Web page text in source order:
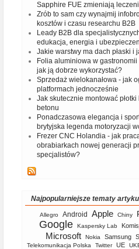
Sapphire FUE zmieniają
Zrób to sam czy wynajmij
kosztów i czasu researchu B2B
Leady B2B dla
edukacja, energia i
Jakie warstwy ma dach płaski i
Folia aluminiowa w
jak ją dobrze wykorzystać?
Sprzedaż wielokanałowa - jak
platformach jednocześnie
Jak skutecznie montować
betonu
Ponadczasowa elegancja i
brytyjska legenda motoryzacji
Frezer CNC Holandia - jak
obrabiarkach nowej generacji
specjalistów?
Najpopularniejsze tematy
Allegro Android Apple Chiny
Google Kaspersky Lab
Microsoft Nokia Samsung
Telekomunikacja Polska Twitter UE